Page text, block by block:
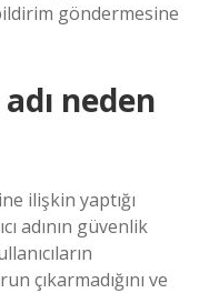
göndermesine
neden
ilişkin yaptığı
adının güvenlik
çıkarmadığını ve